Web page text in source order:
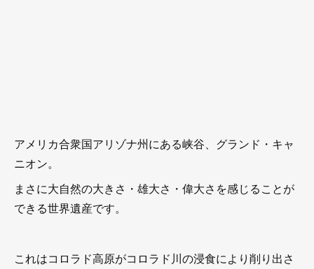
アメリカ合衆国アリゾナ州にある峡谷、グランド・キャ
ニオン。
まさに大自然の大きさ・雄大さ・偉大さを感じることが
できる世界遺産です。
これはコロラド高原がコロラド川の浸食により削り出さ